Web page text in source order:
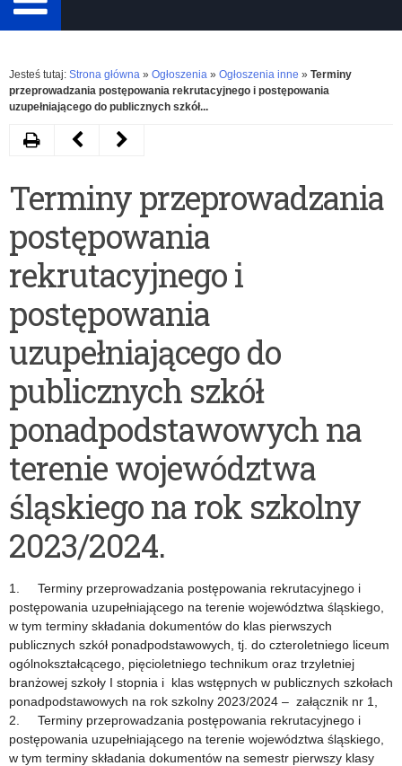
Rozwiń
Jesteś tutaj: Strona główna » Ogłoszenia » Ogłoszenia inne » Terminy
przeprowadzania postępowania rekrutacyjnego i postępowania
uzupełniającego do publicznych szkół...
Terminy przeprowadzania
postępowania
rekrutacyjnego i
postępowania
uzupełniającego do
publicznych szkół
ponadpodstawowych na
terenie województwa
śląskiego na rok szkolny
2023/2024.
1. Terminy przeprowadzania postępowania rekrutacyjnego i
postępowania uzupełniającego na terenie województwa śląskiego,
w tym terminy składania dokumentów do klas pierwszych
publicznych szkół ponadpodstawowych, tj. do czteroletniego liceum
ogólnokształcącego, pięcioletniego technikum oraz trzyletniej
branżowej szkoły I stopnia i klas wstępnych w publicznych szkołach
ponadpodstawowych na rok szkolny 2023/2024 – załącznik nr 1,
2. Terminy przeprowadzania postępowania rekrutacyjnego i
postępowania uzupełniającego na terenie województwa śląskiego,
w tym terminy składania dokumentów na semestr pierwszy klasy
DrukujNastępny
Wykaz
zawodów
wiedzy,
artystycznych
i
sportowych
organizowanych
przez
Śląskiego
Kuratora
Oświaty
lub
podmioty
działające
na
terenie
szkoły,
które
Poprzedni
Rozstrzygnięcie
–
sprzedaż
służbowego
samochodu
Fiat
Linea
SK
2109Y